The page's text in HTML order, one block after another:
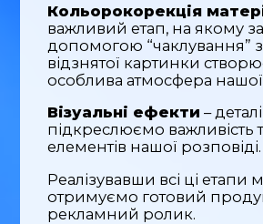
Кольорокорекція
важливий етап, на якому за
допомогою “чаклування”
відзнятої картинки
особлива атмосфера нашої
Візуальні ефекти –
підкреслюємо важливість
елементів нашої розповіді.
Реалізувавши всі ці етапи
отримуємо готовий
рекламний ролик.